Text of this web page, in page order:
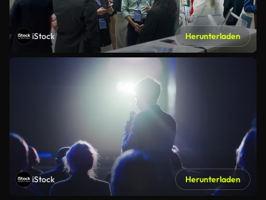
iStock Herunterladen
iStock Herunterladen